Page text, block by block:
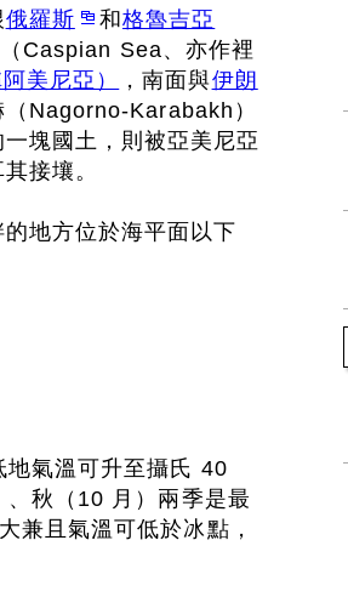
俄羅斯 和格魯吉亞
Caspian Sea、亦作裡
美尼亞） ，南面與伊朗
Nagorno-Karabakh）
塊國土，則被亞美尼亞
接壤。
地方位於海平面以下
氣溫可升至攝氏 40
秋（10 月）兩季是最
兼且氣溫可低於冰點，